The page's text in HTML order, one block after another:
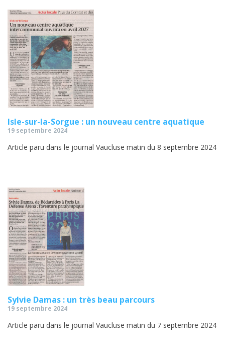
Isle-sur-la-Sorgue : un nouveau centre aquatique
19 septembre 2024
Article paru dans le journal Vaucluse matin du 8 septembre 2024
Sylvie Damas : un très beau parcours
19 septembre 2024
Article paru dans le journal Vaucluse matin du 7 septembre 2024